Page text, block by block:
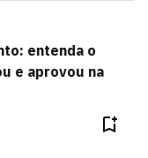
entenda o
e aprovou na